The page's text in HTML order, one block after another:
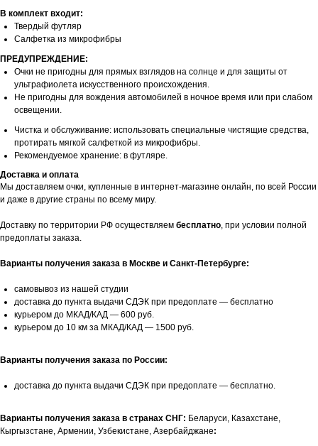
В комплект входит:
Твердый футляр
Салфетка из микрофибры
ПРЕДУПРЕЖДЕНИЕ:
Очки не пригодны для прямых взглядов на солнце и для защиты от
ультрафиолета искусственного происхождения.
Не пригодны для вождения автомобилей в ночное время или при слабом
освещении.
Чистка и обслуживание: использовать специальные чистящие средства,
протирать мягкой салфеткой из микрофибры.
Рекомендуемое хранение: в футляре.
Доставка и оплата
Мы доставляем очки, купленные в интернет-магазине онлайн, по всей России
и даже в другие страны по всему миру.
Доставку по территории РФ осуществляем бесплатно, при условии полной
предоплаты заказа.
Варианты получения заказа в Москве и Санкт-Петербурге:
самовывоз из нашей студии
доставка до пункта выдачи СДЭК при предоплате — бесплатно
курьером до МКАД/КАД — 600 руб.
курьером до 10 км за МКАД/КАД — 1500 руб.
Варианты получения заказа по России:
доставка до пункта выдачи СДЭК при предоплате — бесплатно.
Варианты получения заказа в странах СНГ: Беларуси, Казахстане,
Кыргызстане, Армении, Узбекистане, Азербайджане: